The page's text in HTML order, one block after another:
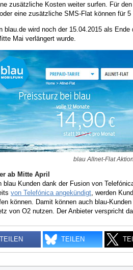
zusätzliche Kosten weiter surfen. Für
eine zusätzliche SMS-Flat können für
blau.de wird noch der 15.04.2015 als
Mai verlängert wurde.
blau Allnet-Flat
ab Mitte April
blau Kunden dank der Fusion von
von Telefónica angekündigt , werden
können. Damit können auch blau-
von O2 nutzen. Der Anbieter verspricht
TEILEN TEILEN